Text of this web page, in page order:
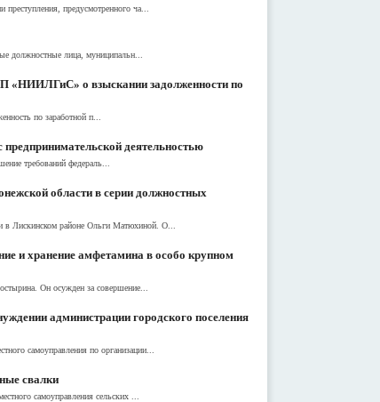
предусмотренного ча...
должностные лица, муниципальн...
«НИИЛГиС» о взыскании задолженности по
по заработной п...
деятельностью
требований федераль...
области в серии должностных
в Лискинском районе Ольги Матюхиной. О...
и хранение амфетамина в особо крупном
Он осужден за совершение...
администрации городского поселения
самоуправления по организации...
свалки
самоуправления сельских ...